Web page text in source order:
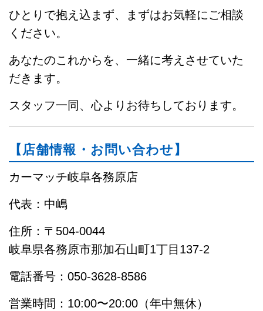
ひとりで抱え込まず、まずはお気軽にご相談
ください。
あなたのこれからを、一緒に考えさせていた
だきます。
スタッフ一同、心よりお待ちしております。
【店舗情報・お問い合わせ】
カーマッチ岐阜各務原店
代表：中嶋
住所：〒504-0044
岐阜県各務原市那加石山町1丁目137-2
電話番号：050-3628-8586
営業時間：10:00〜20:00（年中無休）